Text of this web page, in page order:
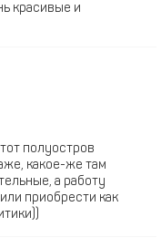
красивые и
полуостров
какое-же там
а работу
приобрести как